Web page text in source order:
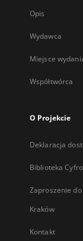
Opis
Wydawca
Miejsce
Współtwórca
O Projekcie
Deklaracja
Biblioteka
Zaproszenie
Kraków
Kontakt